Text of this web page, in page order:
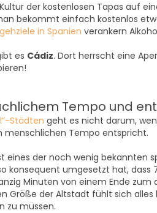
der kostenlosen Tapas auf
bekommt einfach kostenlos
in Spanien verankern
es Cádiz. Dort herrscht eine
Tempo und
Städten geht es nicht darum,
menschlichen Tempo entspricht.
eines der noch wenig bekannten
konsequent umgesetzt hat, dass
Minuten von einem Ende zum
Größe der Altstadt fühlt sich
zu müssen.